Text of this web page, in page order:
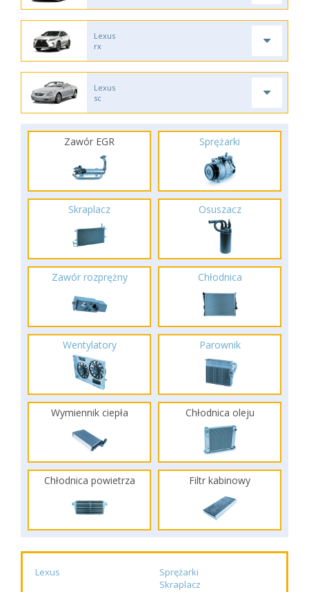
Lexus
rx
Lexus
sc
Zawór EGR Sprężarki
Skraplacz Osuszacz
Zawór rozprężny Chłodnica
Wentylatory Parownik
Wymiennik ciepła Chłodnica oleju
Chłodnica powietrza Filtr kabinowy
Lexus
Sprężarki
Skraplacz